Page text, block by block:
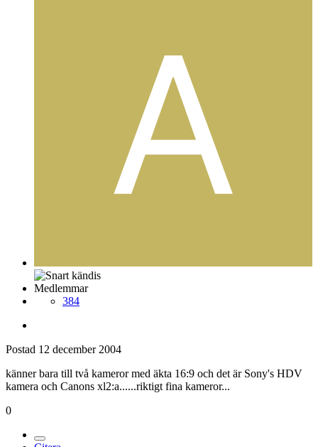
Medlemmar
384
Postad 12 december 2004
känner bara till två kameror med äkta 16:9 och det är Sony's HDV
kamera och Canons xl2:a......riktigt fina kameror...
0